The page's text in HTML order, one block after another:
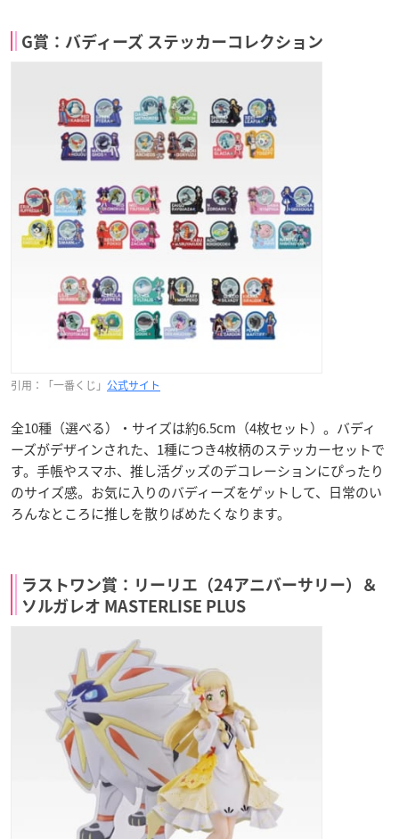
G賞：バディーズ ステッカーコレクション
引用：「一番くじ」 公式サイト
全10種（選べる）・サイズは約6.5cm（4枚セット）。バディ
ーズがデザインされた、1種につき4枚柄のステッカーセットで
す。手帳やスマホ、推し活グッズのデコレーションにぴったり
のサイズ感。お気に入りのバディーズをゲットして、日常のい
ろんなところに推しを散りばめたくなります。
ラストワン賞：リーリエ（24アニバーサリー）＆
ソルガレオ MASTERLISE PLUS